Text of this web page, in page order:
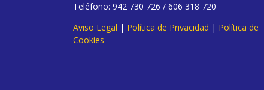
Teléfono: 942 730 726 / 606 318 720
Aviso Legal | Política de Privacidad | Política de
Cookies